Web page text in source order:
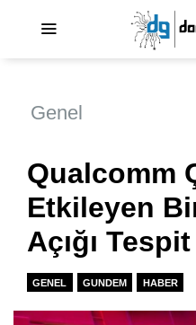
Genel
Qualcomm
Etkileyen
Açığı
GENEL GUNDEM HABER